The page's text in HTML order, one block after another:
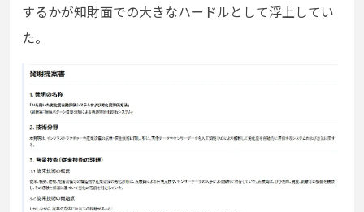
するかが知財面での大きなハードルとして浮上してい
た。